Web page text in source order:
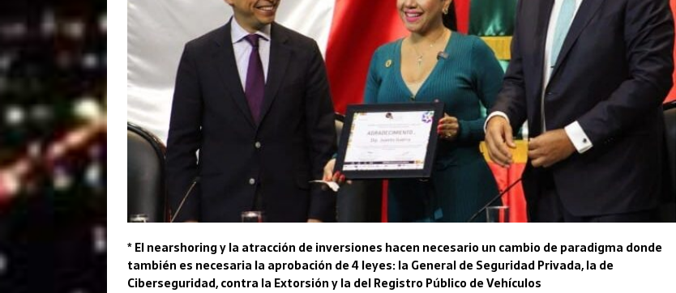
* El nearshoring y la atracción de inversiones hacen necesario un cambio de paradigma donde
también es necesaria la aprobación de 4 leyes: la General de Seguridad Privada, la de
Ciberseguridad, contra la Extorsión y la del Registro Público de Vehículos